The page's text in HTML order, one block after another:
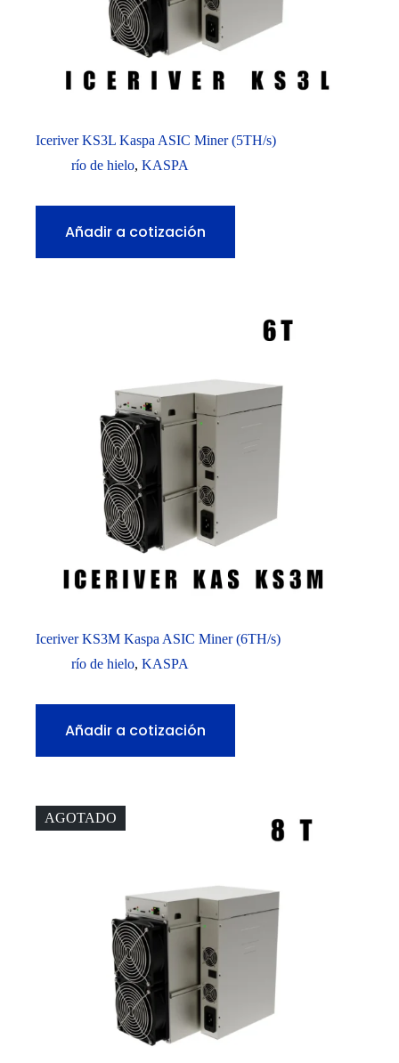
Iceriver KS3L Kaspa ASIC Miner (5TH/s)
río de hielo, KASPA
Añadir a cotización
Iceriver KS3M Kaspa ASIC Miner (6TH/s)
río de hielo, KASPA
Añadir a cotización
AGOTADO